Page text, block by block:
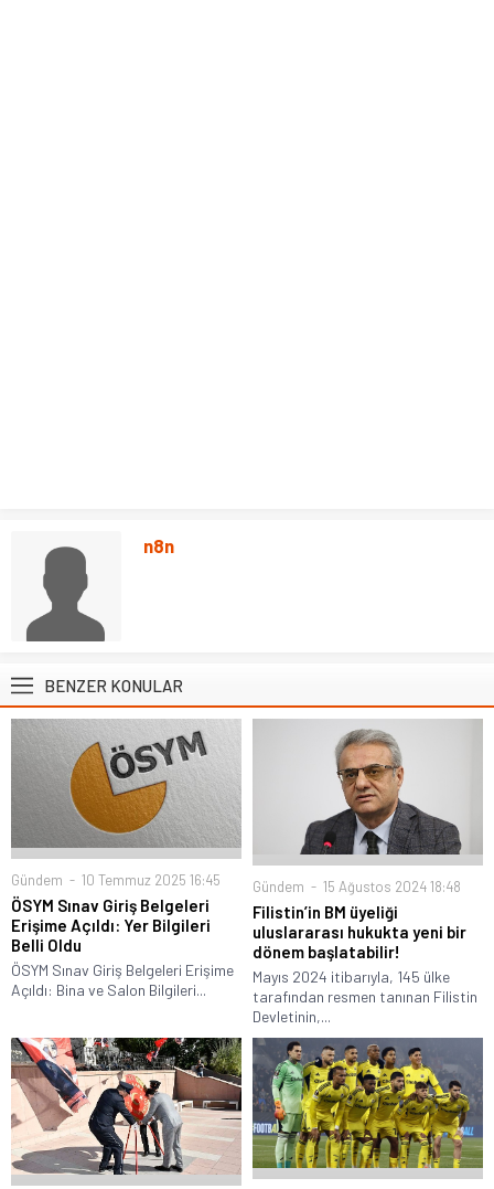
n8n
BENZER KONULAR
Gündem 10 Temmuz 2025 16:45
ÖSYM Sınav Giriş Belgeleri
Erişime Açıldı: Yer Bilgileri
Belli Oldu
ÖSYM Sınav Giriş Belgeleri Erişime
Açıldı: Bina ve Salon Bilgileri...
Gündem 15 Ağustos 2024 18:48
Filistin’in BM üyeliği
uluslararası hukukta yeni bir
dönem başlatabilir!
Mayıs 2024 itibarıyla, 145 ülke
tarafından resmen tanınan Filistin
Devletinin,...